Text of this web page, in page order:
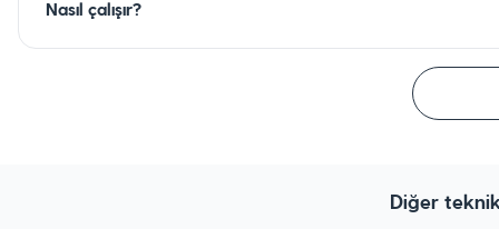
Nasıl çalışır?
Diğer